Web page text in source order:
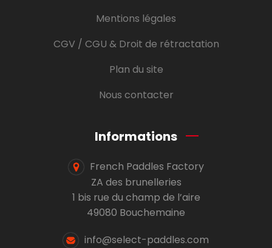
Mentions légales
CGV / CGU & Droit de rétractation
Plan du site
Nous contacter
Informations
French Paddles Factory
ZA des brunelleries
1 bis rue du champ de l’aire
49080 Bouchemaine
info@select-paddles.com